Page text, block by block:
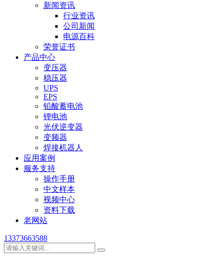
新闻资讯
行业资讯
公司新闻
电源百科
荣誉证书
产品中心
变压器
稳压器
UPS
EPS
铅酸蓄电池
锂电池
光伏逆变器
变频器
焊接机器人
应用案例
服务支持
操作手册
中文样本
视频中心
资料下载
老网站
13373663588